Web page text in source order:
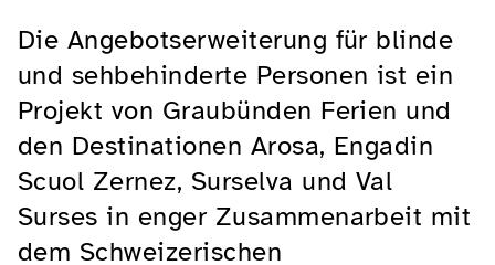
Die Angebotserweiterung für blinde
und sehbehinderte Personen ist ein
Projekt von Graubünden Ferien und
den Destinationen Arosa, Engadin
Scuol Zernez, Surselva und Val
Surses in enger Zusammenarbeit mit
dem Schweizerischen